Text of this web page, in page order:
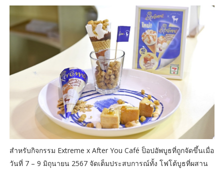
สำหรับกิจกรรม Extreme x After You Café ป็อปอัพบูธที่ถูกจัดขึ้นเมื่อ
วันที่ 7 – 9 มิถุนายน 2567 จัดเต็มประสบการณ์ทั้ง โฟโต้บูธที่ผสาน